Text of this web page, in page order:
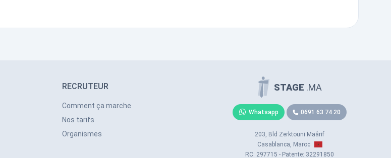
RECRUTEUR
Comment ça marche
Nos tarifs
Organismes
STAGE .MA
Whatsapp 0691 63 74 20
203, Bld Zerktouni Maârif
Casablanca, Maroc
RC: 297715 - Patente: 32291850